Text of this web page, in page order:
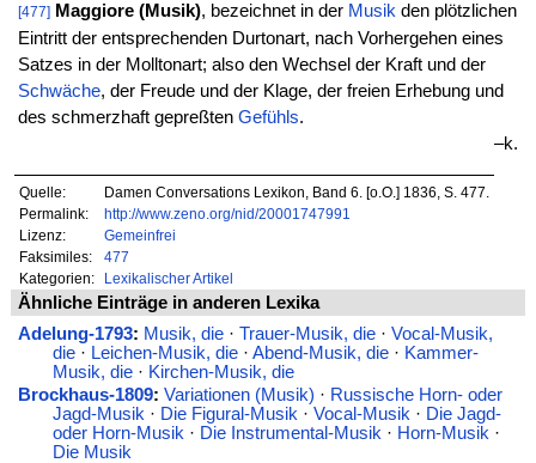
[477] Maggiore (Musik), bezeichnet in der Musikden plötzlichen
Eintritt der entsprechenden Durtonart, nach Vorhergehen eines
Satzes in der Molltonart; also den Wechsel der Kraft und der
Schwäche, der Freude und der Klage, der freien Erhebung und
des schmerzhaft gepreßten Gefühls.
–k.
Quelle:
Damen Conversations Lexikon, Band 6. [o.O.] 1836, S. 477.
Permalink:
http://www.zeno.org/nid/20001747991
Lizenz:
Gemeinfrei
Faksimiles:
477
Kategorien:
Lexikalischer Artikel
Ähnliche Einträge in anderen Lexika
Adelung-1793: Musik, die· Trauer-Musik, die· Vocal-Musik,
die· Leichen-Musik, die· Abend-Musik, die· Kammer-
Musik, die· Kirchen-Musik, die
Brockhaus-1809: Variationen (Musik) · Russische Horn- oder
Jagd-Musik · Die Figural-Musik · Vocal-Musik · Die Jagd-
oder Horn-Musik · Die Instrumental-Musik · Horn-Musik ·
Die Musik